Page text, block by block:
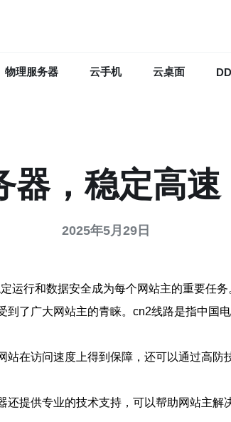
物理服务器 云手机 云桌面
，稳定高
2025年5月29日
行和数据安全成为每个网站主的重要任
了广大网站主的青睐。cn2线路是指中国
在访问速度上得到保障，还可以通过高
提供专业的技术支持，可以帮助网站主